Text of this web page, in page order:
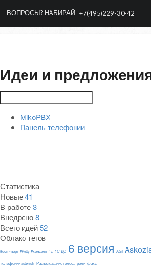
ВОПРОСЫ? НАБИРАЙ+7(495)229-30-42
Идеи и
MikoPBX
Панель телефонии
Статистика
Новые 41
В работе 3
Внедрено 8
Всего идей 52
Облако тегов
#com-порт #Putty #консоль 1с 1С ДО 6 версия AGI
телефонии asterisk Распознавание голоса роли факс